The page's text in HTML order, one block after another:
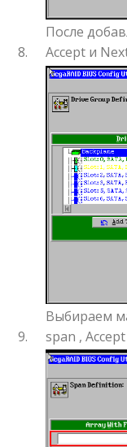
После
Accept и
Выбираем
span ,